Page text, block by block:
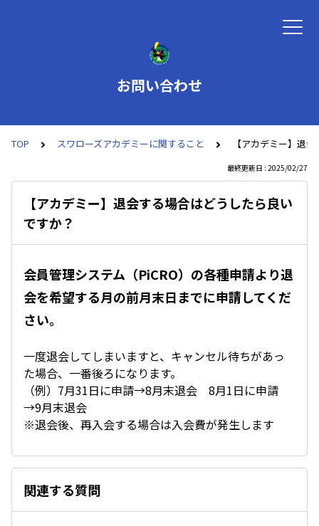
お問い合わせ
TOP スワローズアカデミーに関すること 【アカデミー】退
最終更新日 : 2025/02/27
【アカデミー】退会する場合はどうしたら良い
ですか？
会員管理システム（PiCRO）の各種申請より退
会を希望する月の前月末日までに申請してくだ
さい。
一度退会してしまいますと、キャンセル待ちがあっ
た場合、一番後ろになります。
（例）7月31日に申請→8月末退会 8月1日に申請
→9月末退会
※退会後、再入会する場合は入会費が発生します
関連する質問